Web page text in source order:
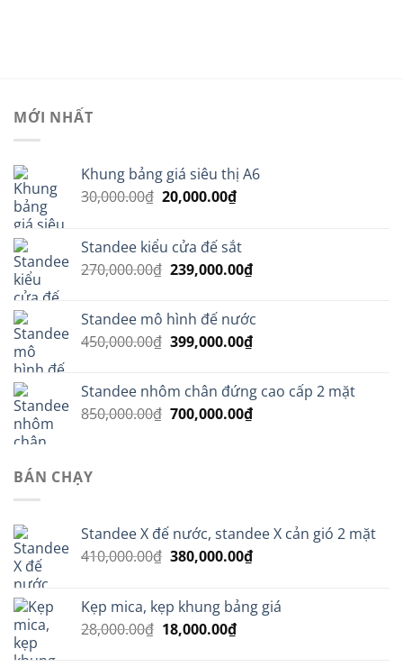
MỚI NHẤT
Khung bảng giá siêu thị A6
30,000.00₫ Giá
30,000.00₫.
20,000.00₫Giá
là:
20,000.00₫.
Standee kiểu cửa đế sắt
270,000.00₫ Giá
270,000.00₫.
239,000.00₫Giá
là:
239,000.00₫.
Standee mô hình đế nước
450,000.00₫ Giá
450,000.00₫.
399,000.00₫Giá
là:
399,000.00₫.
Standee nhôm chân đứng cao cấp 2 mặt
850,000.00₫ Giá
700,000.00₫Giá
BÁN CHẠY
Standee X đế nước, standee X cản gió 2 mặt
410,000.00₫ Giá
410,000.00₫.
380,000.00₫Giá
là:
Kẹp mica, kẹp khung bảng giá
28,000.00₫ Giá
18,000.00₫Giá